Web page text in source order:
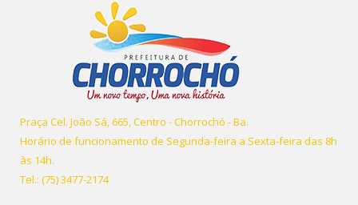
Praça Cel. João Sá, 665, Centro - Chorrochó - Ba.
Horário de funcionamento de Segunda-feira a Sexta-feira das 8h
às 14h.
Tel.: (75) 3477-2174